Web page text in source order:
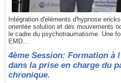
Intégration d'éléments d'hypnose
orientée solution et des mouvements
le cadre du psychotraumatisme. Une
EMD...
4ème Session: Formation à
dans la prise en charge du
chronique.